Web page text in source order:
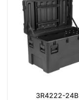
3R4222-24B